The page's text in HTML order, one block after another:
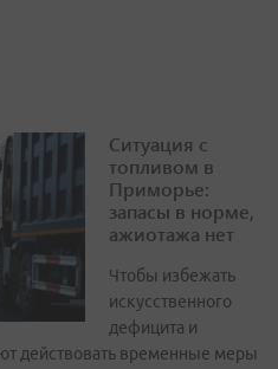
Ситуация с
топливом в
Приморье:
запасы в норме,
ажиотажа нет
Чтобы избежать
искусственного
дефицита и
действовать временные меры